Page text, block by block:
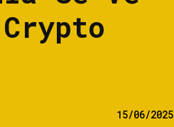
15/06/2025